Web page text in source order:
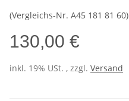
(Vergleichs-Nr. A45 181 81 60)
130,00 €
inkl. 19% USt. , zzgl. Versand